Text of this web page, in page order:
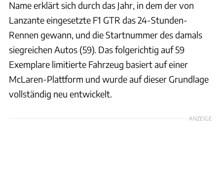
Name erklärt sich durch das Jahr, in dem der von
Lanzante eingesetzte F1 GTR das 24-Stunden-
Rennen gewann, und die Startnummer des damals
siegreichen Autos (59). Das folgerichtig auf 59
Exemplare limitierte Fahrzeug basiert auf einer
McLaren-Plattform und wurde auf dieser Grundlage
vollständig neu entwickelt.
ANZEIGE